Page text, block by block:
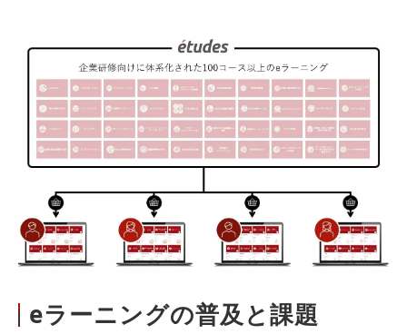
eラーニングの普及と課題